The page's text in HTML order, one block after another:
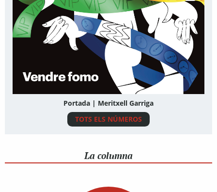
Portada | Meritxell Garriga
TOTS ELS NÚMEROS
La columna